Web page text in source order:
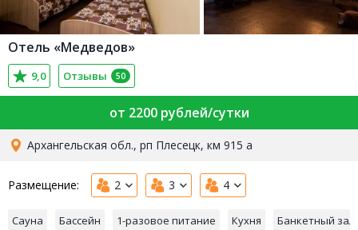
Отель «Медведов»
9,0 Отзывы 50
от 2200 рублей/сутки
Архангельская обл., рп Плесецк, км 915 а
Размещение: 2 3 4
Сауна Бассейн 1-разовое питание Кухня Банкетный зал